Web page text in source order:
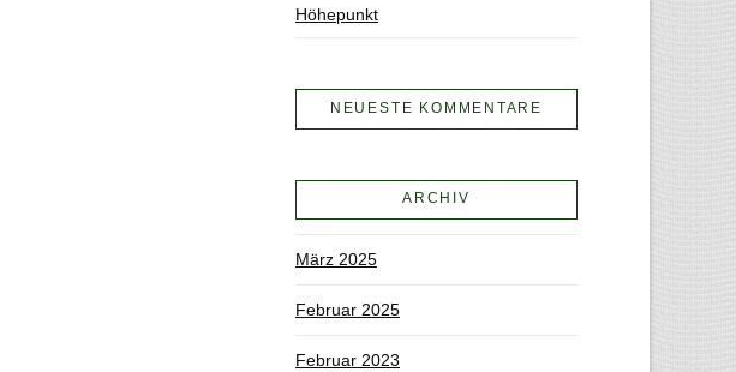
Höhepunkt
NEUESTE KOMMENTARE
ARCHIV
März 2025
Februar 2025
Februar 2023